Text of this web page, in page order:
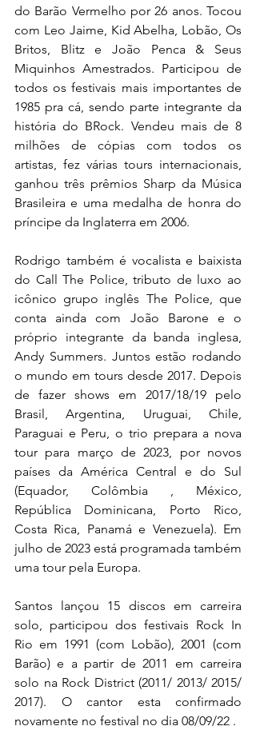
do Barão Vermelho por 26 anos. Tocou
com Leo Jaime, Kid Abelha, Lobão, Os
Britos, Blitz e João Penca & Seus
Miquinhos Amestrados. Participou de
todos os festivais mais importantes de
1985 pra cá, sendo parte integrante da
história do BRock. Vendeu mais de 8
milhões de cópias com todos os
artistas, fez várias tours internacionais,
ganhou três prêmios Sharp da Música
Brasileira e uma medalha de honra do
príncipe da Inglaterra em 2006.
Rodrigo também é vocalista e baixista
do Call The Police, tributo de luxo ao
icônico grupo inglês The Police, que
conta ainda com João Barone e o
próprio integrante da banda inglesa,
Andy Summers. Juntos estão rodando
o mundo em tours desde 2017. Depois
de fazer shows em 2017/18/19 pelo
Brasil, Argentina, Uruguai, Chile,
Paraguai e Peru, o trio prepara a nova
tour para março de 2023, por novos
países da América Central e do Sul
(Equador, Colômbia , México,
República Dominicana, Porto Rico,
Costa Rica, Panamá e Venezuela). Em
julho de 2023 está programada também
uma tour pela Europa.
Santos lançou 15 discos em carreira
solo, participou dos festivais Rock In
Rio em 1991 (com Lobão), 2001 (com
Barão) e a partir de 2011 em carreira
solo na Rock District (2011/ 2013/ 2015/
2017). O cantor esta confirmado
novamente no festival no dia 08/09/22 .